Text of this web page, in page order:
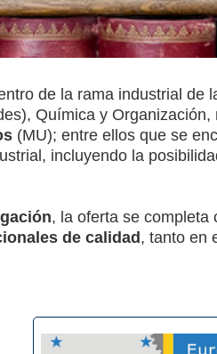
de la rama industrial de
Química y Organización,
(MU); entre ellos que se
incluyendo la
, la oferta se completa
de calidad, tanto en